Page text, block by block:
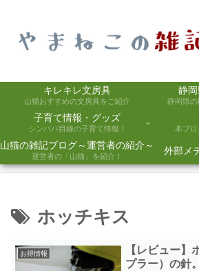
キレキレ文房具
山猫おすすめの文房具をご紹介
静
静岡県の
子育て情報・グッズ
シンパパ目線の子育て情報！ 本ブ
山猫の雑記ブログ～運営者の紹介～
運営者の「山猫」を紹介！ 外部メ
ホッチキス
お得情報
【レビュー】
プラー）の針